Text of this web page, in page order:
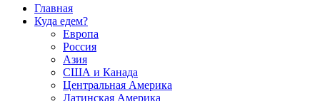
Главная
Куда едем?
Европа
Россия
Азия
США и Канада
Центральная Америка
Латинская Америка